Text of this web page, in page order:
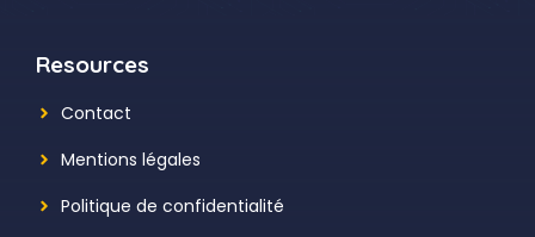
Resources
Contact
Mentions légales
Politique de confidentialité